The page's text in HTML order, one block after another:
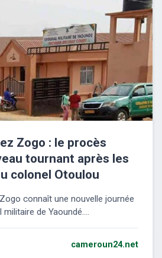
Zogo : le procès
tournant après les
colonel Otoulou
connaît une nouvelle journée
de Yaoundé....
cameroun24.net